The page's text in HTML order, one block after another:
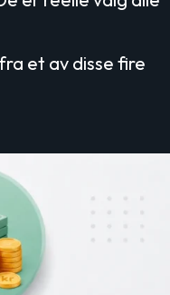
et av disse fire